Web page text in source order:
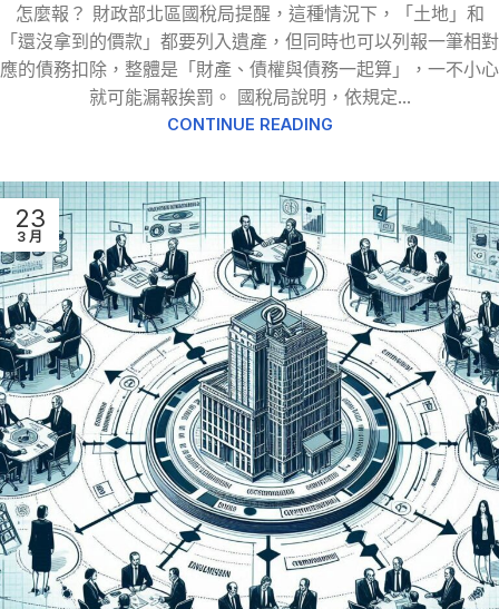
怎麼報？ 財政部北區國稅局提醒，這種情況下，「土地」和
「還沒拿到的價款」都要列入遺產，但同時也可以列報一筆相對
應的債務扣除，整體是「財產、債權與債務一起算」，一不小心
就可能漏報挨罰。 國稅局說明，依規定...
CONTINUE READING
23
3 月